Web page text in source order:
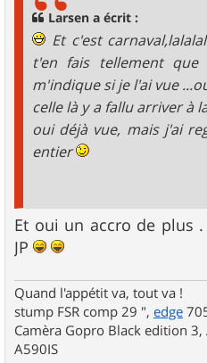
Larsen a écrit :
Et c'est
t'en fais tellement
m'indique si je l'ai vue
celle là y a fallu arriver à
oui déjà vue, mais j'ai
entier
Et oui un accro de plus
JP
Quand l'appétit va, tout va !
stump FSR comp 29 ", edge
Camèra Gopro Black edition
A590IS